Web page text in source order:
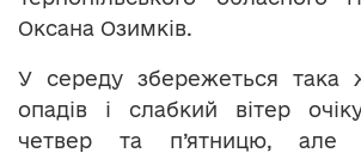
Оксана Озимків.
У середу збережеться така
опадів і слабкий вітер
четвер та п’ятницю, але